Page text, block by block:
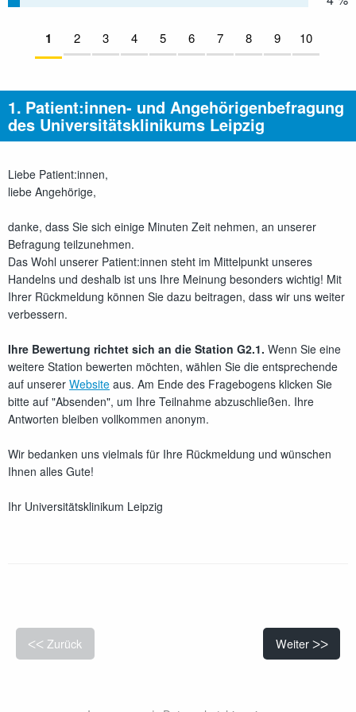
Seiten:Aktuelle Seite:
1
zum
Inhalt
2 nicht beantwortet
3 nicht beantwortet
4 nicht beantwortet
5 nicht beantwortet
6 nicht beantwortet
7 nicht beantwortet
8 nicht beantwortet
9 nicht
10
1. Patient:innen- und Angehörigenbefragung
des Universitätsklinikums Leipzig
Liebe Patient:innen,
liebe Angehörige,
danke, dass Sie sich einige Minuten Zeit nehmen, an unserer
Befragung teilzunehmen.
Das Wohl unserer Patient:innen steht im Mittelpunkt unseres
Handelns und deshalb ist uns Ihre Meinung besonders wichtig! Mit
Ihrer Rückmeldung können Sie dazu beitragen, dass wir uns weiter
verbessern.
Ihre Bewertung richtet sich an die Station G2.1. Wenn Sie eine
weitere Station bewerten möchten, wählen Sie die entsprechende
auf unserer Website aus. Am Ende des Fragebogens klicken Sie
bitte auf "Absenden", um Ihre Teilnahme abzuschließen. Ihre
Antworten bleiben vollkommen anonym.
Wir bedanken uns vielmals für Ihre Rückmeldung und wünschen
Ihnen alles Gute!
Ihr Universitätsklinikum Leipzig